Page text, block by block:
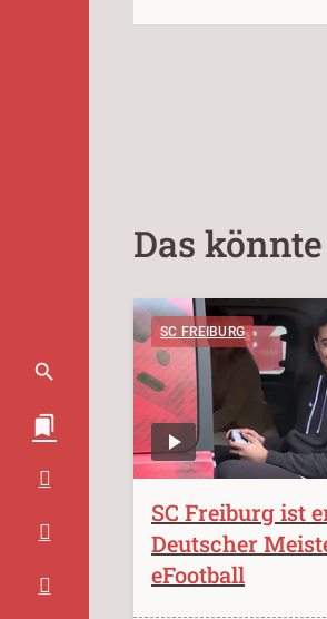
Das
SC FREIBURG
SC Freiburg ist
Deutscher
eFootball